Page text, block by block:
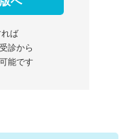
ば
診から
能です